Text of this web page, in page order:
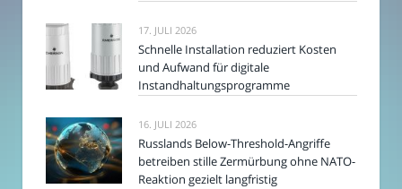
17. JULI 2026
Schnelle Installation reduziert Kosten
und Aufwand für digitale
Instandhaltungsprogramme
16. JULI 2026
Russlands Below-Threshold-Angriffe
betreiben stille Zermürbung ohne NATO-
Reaktion gezielt langfristig